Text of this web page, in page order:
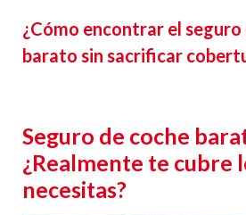
¿Cómo encontrar el seguro
barato sin sacrificar
Seguro de coche
¿Realmente te cubre
necesitas?